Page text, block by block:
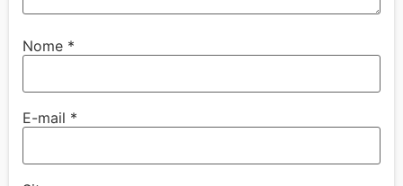
Nome *
E-mail *